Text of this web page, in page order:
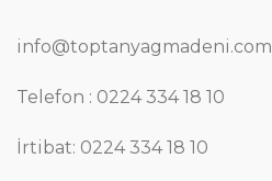
info@toptanyagmadeni.com
Telefon : 0224 334 18 10
İrtibat: 0224 334 18 10